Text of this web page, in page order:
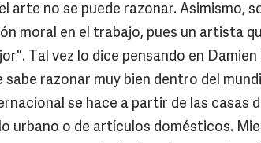
arte no se puede razonar. Asimismo,
moral en el trabajo, pues un artista
Tal vez lo dice pensando en
sabe razonar muy bien dentro del
se hace a partir de las casas
urbano o de artículos domésticos.